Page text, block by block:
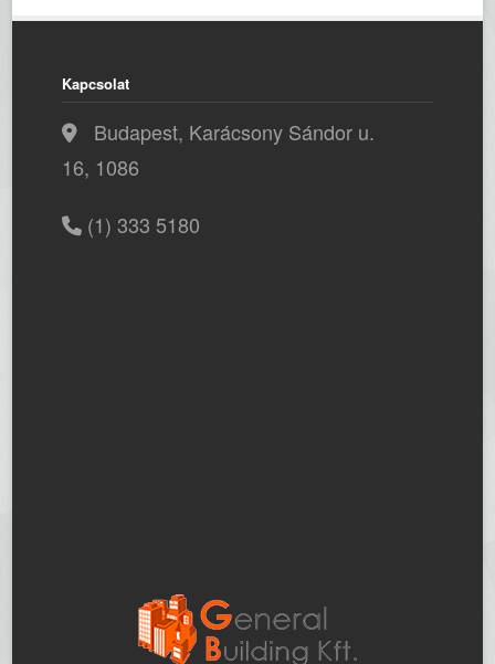
Kapcsolat
Budapest, Karácsony Sándor u.
16, 1086
(1) 333 5180